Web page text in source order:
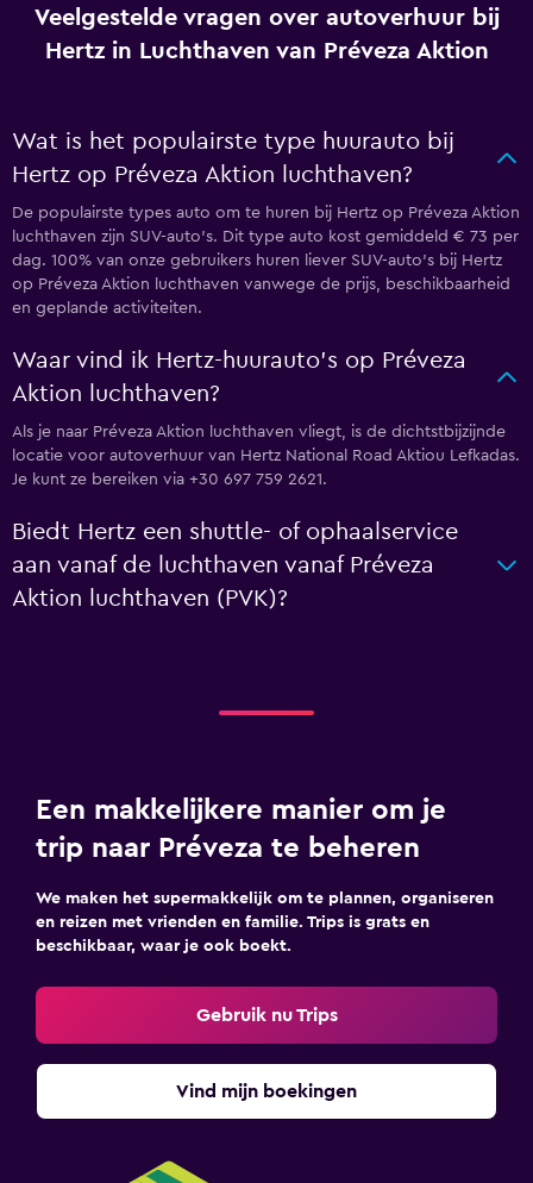
Veelgestelde vragen over autoverhuur bij
Hertz in Luchthaven van Préveza Aktion
Wat is het populairste type huurauto bij
Hertz op Préveza Aktion luchthaven?
De populairste types auto om te huren bij Hertz op Préveza Aktion
luchthaven zijn SUV-auto's. Dit type auto kost gemiddeld € 73 per
dag. 100% van onze gebruikers huren liever SUV-auto's bij Hertz
op Préveza Aktion luchthaven vanwege de prijs, beschikbaarheid
en geplande activiteiten.
Waar vind ik Hertz-huurauto's op Préveza
Aktion luchthaven?
Als je naar Préveza Aktion luchthaven vliegt, is de dichtstbijzijnde
locatie voor autoverhuur van Hertz National Road Aktiou Lefkadas.
Je kunt ze bereiken via +30 697 759 2621.
Biedt Hertz een shuttle- of ophaalservice
aan vanaf de luchthaven vanaf Préveza
Aktion luchthaven (PVK)?
Een makkelijkere manier om je
trip naar Préveza te beheren
We maken het supermakkelijk om te plannen, organiseren
en reizen met vrienden en familie. Trips is grats en
beschikbaar, waar je ook boekt.
Gebruik nu Trips
Vind mijn boekingen